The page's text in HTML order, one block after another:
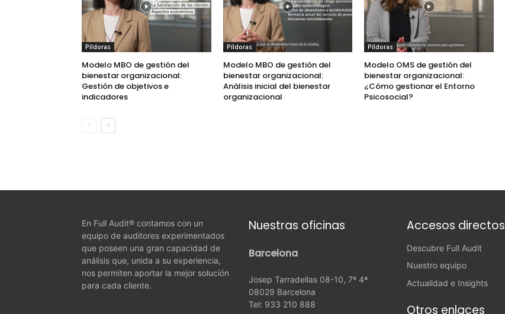
Píldoras
Modelo MBO de gestión del
bienestar organizacional:
Gestión de objetivos e
indicadores
Píldoras
Modelo MBO de gestión del
bienestar organizacional:
Análisis inicial del bienestar
organizacional
Píldoras
Modelo OMS de gestión del
bienestar organizacional:
¿Cómo gestionar el Entorno
Psicosocial?
En Full Audit® contamos con un
equipo de auditores experimentados
que poseen una gran capacidad de
análisis que, unida a su experiencia,
nos permiten aportar la mejor solución
para cada cliente.
Nuestras oficinas
Barcelona
Josep Tarradellas 08-10, 7º 4ª
08029 Barcelona
Tel: 933 210 888
Accesos directos
Descubre Full Audit
Nuestro equipo
Actualidad e Insights
Otros enlaces